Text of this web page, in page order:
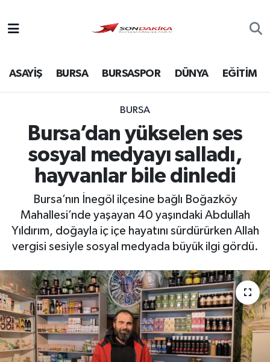
ASAYİŞ BURSA BURSASPOR DÜNYA EĞİTİM
BURSA
Bursa’dan yükselen ses
sosyal medyayı salladı,
hayvanlar bile dinledi
Bursa’nın İnegöl ilçesine bağlı Boğazköy
Mahallesi’nde yaşayan 40 yaşındaki Abdullah
Yıldırım, doğayla iç içe hayatını sürdürürken Allah
vergisi sesiyle sosyal medyada büyük ilgi gördü.
Bursa
Ekonomi
Foto Galeri
Genel
Gündem
Sağlık
Siyaset
Spor